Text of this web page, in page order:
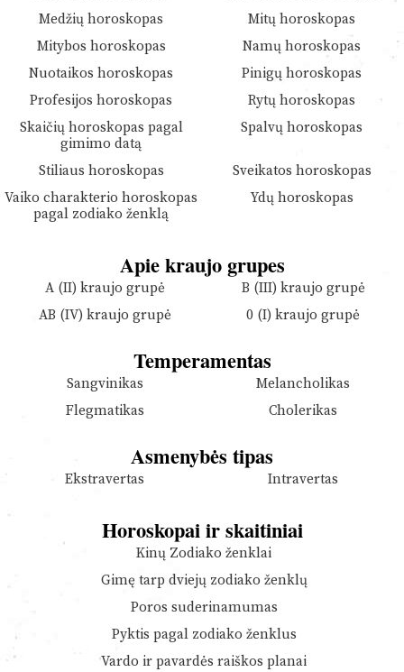
Medžių horoskopas
Mitų horoskopas
Mitybos horoskopas
Namų horoskopas
Nuotaikos horoskopas
Pinigų horoskopas
Profesijos horoskopas
Rytų horoskopas
Skaičių horoskopas pagal
gimimo datą
Spalvų horoskopas
Stiliaus horoskopas
Sveikatos horoskopas
Vaiko charakterio horoskopas
pagal zodiako ženklą
Ydų horoskopas
Apie kraujo grupes
A (II) kraujo grupė
B (III) kraujo grupė
AB (IV) kraujo grupė
0 (I) kraujo grupė
Temperamentas
Sangvinikas
Melancholikas
Flegmatikas
Cholerikas
Asmenybės tipas
Ekstravertas Intravertas
Horoskopai ir skaitiniai
Kinų Zodiako ženklai
Gimę tarp dviejų zodiako ženklų
Poros suderinamumas
Pyktis pagal zodiako ženklus
Vardo ir pavardės raiškos planai